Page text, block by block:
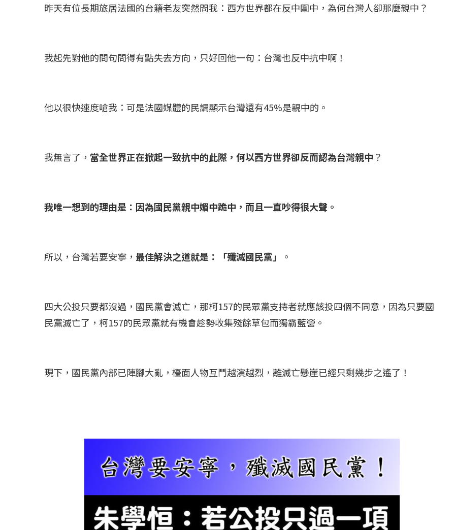
昨天有位長期旅居法國的台籍老友突然問我：西方世界都在反中圍中，為何台灣人卻那麼親中？
我起先對他的問句問得有點失去方向，只好回他一句：台灣也反中抗中啊！
他以很快速度嗆我：可是法國媒體的民調顯示台灣還有45%是親中的。
我無言了， 當全世界正在掀起一致抗中的此際，何以西方世界卻反而認為台灣親中 ？
我唯一想到的理由是：因為國民黨親中媚中跪中，而且一直吵得很大聲。
所以，台灣若要安寧， 最佳解決之道就是：「殲滅國民黨」 。
四大公投只要都沒過，國民黨會滅亡，那柯157的民眾黨支持者就應該投四個不同意，因為只要國
民黨滅亡了，柯157的民眾黨就有機會趁勢收集殘餘草包而獨霸藍營。
現下，國民黨內部已陣腳大亂，檯面人物互鬥越演越烈，離滅亡懸崖已經只剩幾步之遙了！